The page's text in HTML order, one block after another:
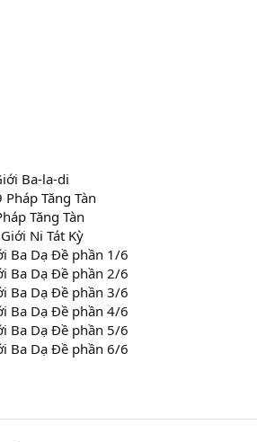
Ba-la-di
Tăng Tàn
Tăng Tàn
Ni Tát Kỳ
Ba Dạ Đề phần 1/6
Ba Dạ Đề phần 2/6
Ba Dạ Đề phần 3/6
Ba Dạ Đề phần 4/6
Ba Dạ Đề phần 5/6
Ba Dạ Đề phần 6/6